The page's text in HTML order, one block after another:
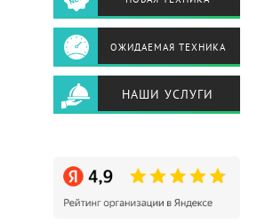
ОЖИДАЕМАЯ ТЕХНИКА
НАШИ УСЛУГИ